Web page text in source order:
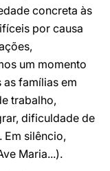
concreta às
por causa
um momento
famílias em
trabalho,
dificuldade de
Em silêncio,
Maria...).